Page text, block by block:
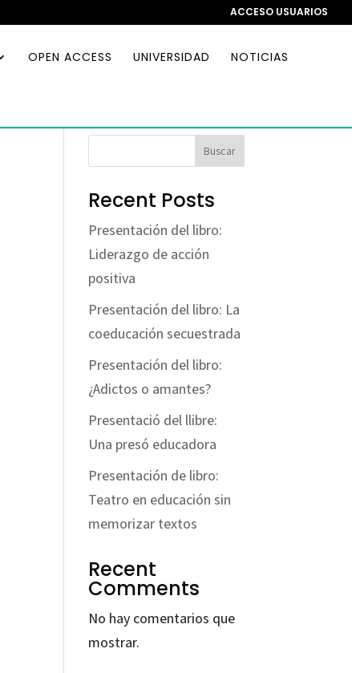
ACCESO USUARIOS
OPEN ACCESS UNIVERSIDAD NOTICIAS
Buscar
Recent Posts
Presentación del libro:
Liderazgo de acción
positiva
Presentación del libro: La
coeducación secuestrada
Presentación del libro:
¿Adictos o amantes?
Presentació del llibre:
Una presó educadora
Presentación de libro:
Teatro en educación sin
memorizar textos
Recent
Comments
No hay comentarios que
mostrar.